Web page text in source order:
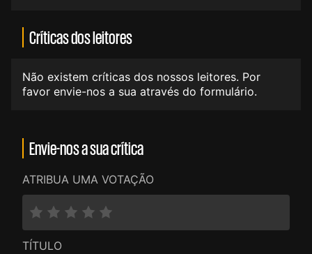
Críticas dos leitores
Não existem críticas dos nossos leitores. Por
favor envie-nos a sua através do formulário.
Envie-nos a sua crítica
ATRIBUA UMA VOTAÇÃO
TÍTULO